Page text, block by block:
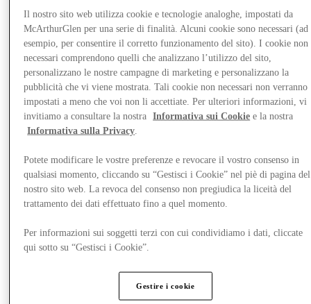
Vieni a trovarci
Il nostro sito web utilizza cookie e tecnologie analoghe, impostati da
McArthurGlen per una serie di finalità. Alcuni cookie sono necessari (ad
esempio, per consentire il corretto funzionamento del sito). I cookie non
necessari comprendono quelli che analizzano l’utilizzo del sito,
personalizzano le nostre campagne di marketing e personalizzano la
pubblicità che vi viene mostrata. Tali cookie non necessari non verranno
impostati a meno che voi non li accettiate. Per ulteriori informazioni, vi
invitiamo a consultare la nostra
Informativa sui Cookie e la nostra
Informativa sulla Privacy.
Potete modificare le vostre preferenze e revocare il vostro consenso in
qualsiasi momento, cliccando su “Gestisci i Cookie” nel piè di pagina del
nostro sito web. La revoca del consenso non pregiudica la liceità del
trattamento dei dati effettuato fino a quel momento.
Per informazioni sui soggetti terzi con cui condividiamo i dati, cliccate
qui sotto su “Gestisci i Cookie”.
Gestire i cookie